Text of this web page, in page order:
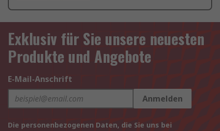
Exklusiv für Sie unsere neuesten
Produkte und Angebote
E-Mail-Anschrift
Anmelden
Die personenbezogenen Daten, die Sie uns bei